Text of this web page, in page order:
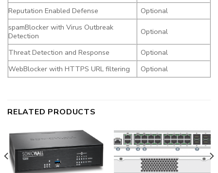
Reputation Enabled Defense
Optional
spamBlocker with Virus Outbreak
Detection
Optional
Threat Detection and Response
Optional
WebBlocker with HTTPS URL filtering
Optional
RELATED PRODUCTS